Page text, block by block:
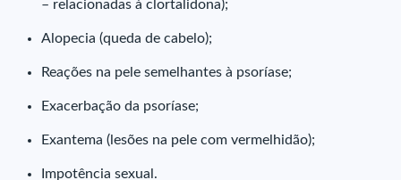
– relacionadas à clortalidona);
Alopecia (queda de cabelo);
Reações na pele semelhantes à psoríase;
Exacerbação da psoríase;
Exantema (lesões na pele com vermelhidão);
Impotência sexual.